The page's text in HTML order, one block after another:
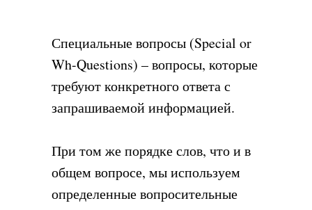
Специальные вопросы (Special or
Wh-Questions) – вопросы, которые
требуют конкретного ответа с
запрашиваемой информацией.
При том же порядке слов, что и в
общем вопросе, мы используем
определенные вопросительные